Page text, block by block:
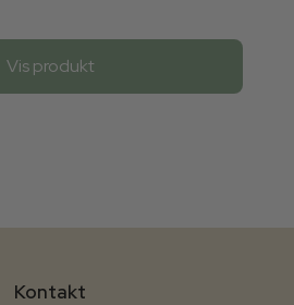
Vis produkt
Kontakt